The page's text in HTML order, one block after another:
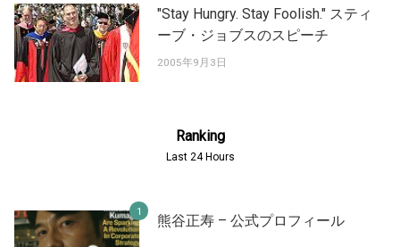
"Stay Hungry. Stay Foolish." スティ
ーブ・ジョブスのスピーチ
2005年9月3日
Ranking
Last 24 Hours
熊谷正寿 – 公式プロフィール